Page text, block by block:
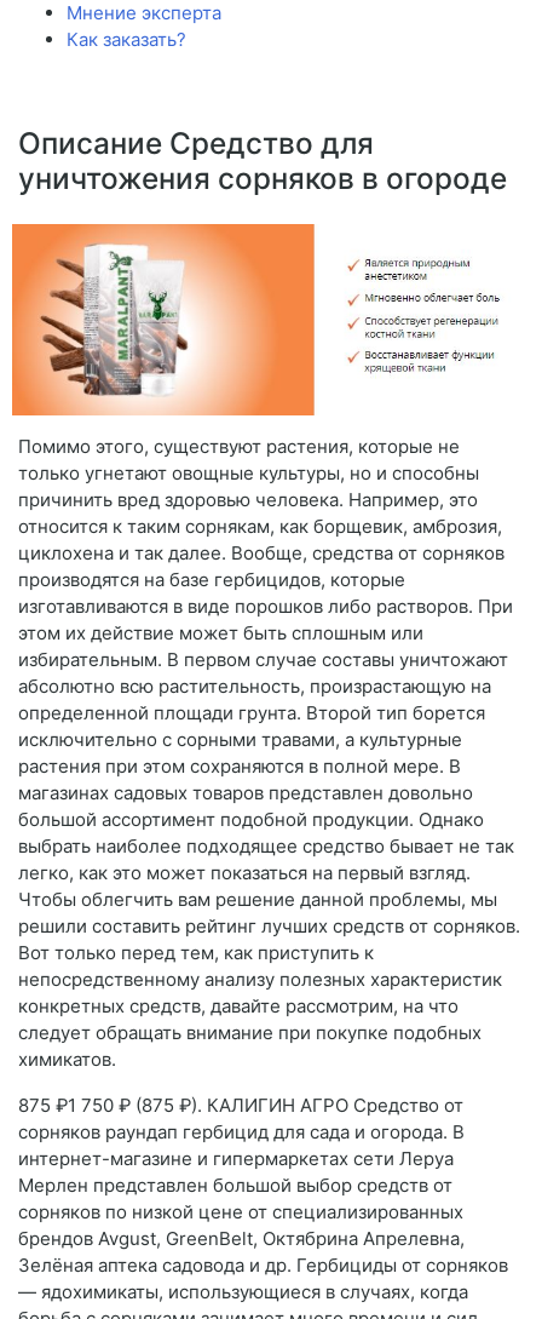
Мнение эксперта
Как заказать?
Описание Средство для
уничтожения сорняков в огороде
Помимо этого, существуют растения, которые не
только угнетают овощные культуры, но и способны
причинить вред здоровью человека. Например, это
относится к таким сорнякам, как борщевик, амброзия,
циклохена и так далее. Вообще, средства от сорняков
производятся на базе гербицидов, которые
изготавливаются в виде порошков либо растворов. При
этом их действие может быть сплошным или
избирательным. В первом случае составы уничтожают
абсолютно всю растительность, произрастающую на
определенной площади грунта. Второй тип борется
исключительно с сорными травами, а культурные
растения при этом сохраняются в полной мере. В
магазинах садовых товаров представлен довольно
большой ассортимент подобной продукции. Однако
выбрать наиболее подходящее средство бывает не так
легко, как это может показаться на первый взгляд.
Чтобы облегчить вам решение данной проблемы, мы
решили составить рейтинг лучших средств от сорняков.
Вот только перед тем, как приступить к
непосредственному анализу полезных характеристик
конкретных средств, давайте рассмотрим, на что
следует обращать внимание при покупке подобных
химикатов.
875 ₽1 750 ₽ (875 ₽). КАЛИГИН АГРО Средство от
сорняков раундап гербицид для сада и огорода. В
интернет-магазине и гипермаркетах сети Леруа
Мерлен представлен большой выбор средств от
сорняков по низкой цене от специализированных
брендов Avgust, GreenBelt, Октябрина Апрелевна,
Зелёная аптека садовода и др. Гербициды от сорняков
— ядохимикаты, использующиеся в случаях, когда